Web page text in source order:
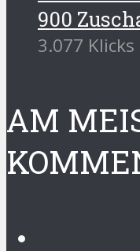
900
3.077 Klicks
AM